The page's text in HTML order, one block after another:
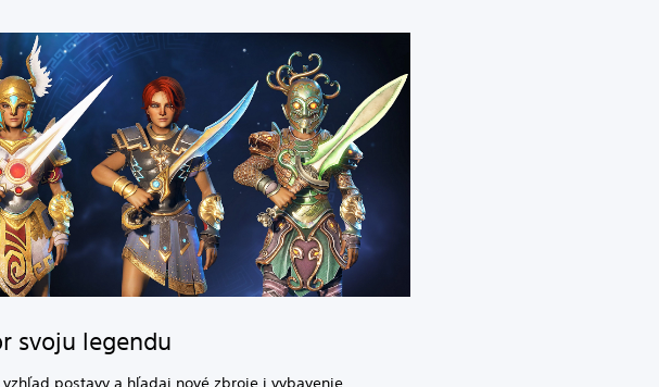
svoju legendu
vzhľad postavy a hľadaj nové zbroje i vybavenie